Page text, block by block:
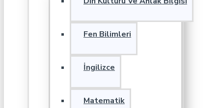
Fen Bilimleri
İngilizce
Matematik